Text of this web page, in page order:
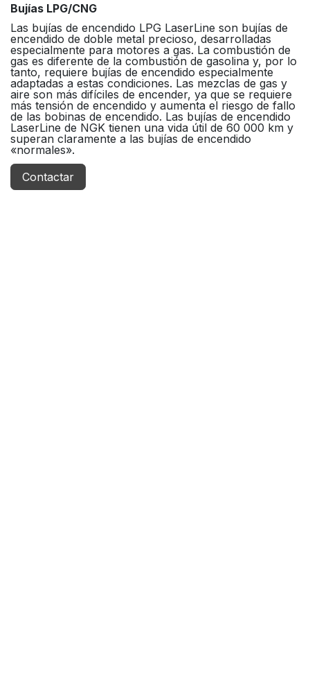
Bujías LPG/CNG
Las bujías de encendido LPG LaserLine son bujías de
encendido de doble metal precioso, desarrolladas
especialmente para motores a gas. La combustión de
gas es diferente de la combustión de gasolina y, por lo
tanto, requiere bujías de encendido especialmente
adaptadas a estas condiciones. Las mezclas de gas y
aire son más difíciles de encender, ya que se requiere
más tensión de encendido y aumenta el riesgo de fallo
de las bobinas de encendido. Las bujías de encendido
LaserLine de NGK tienen una vida útil de 60 000 km y
superan claramente a las bujías de encendido
«normales».
Contactar